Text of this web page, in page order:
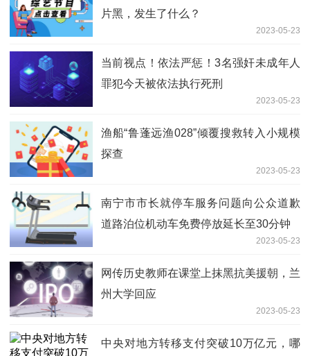
片黑，发生了什么？
2023-05-23
当前视点！依法严惩！3名强奸未成年人
罪犯今天被依法执行死刑
2023-05-23
渔船“鲁蓬远渔028”倾覆搜救转入小规模
探查
2023-05-23
南宁市市长就停车服务问题向公众道歉
道路泊位机动车免费停放延长至30分钟
2023-05-23
网传历史教师在课堂上抹黑抗美援朝，兰
州大学回应
2023-05-23
中央对地方转移支付突破10万亿元，哪